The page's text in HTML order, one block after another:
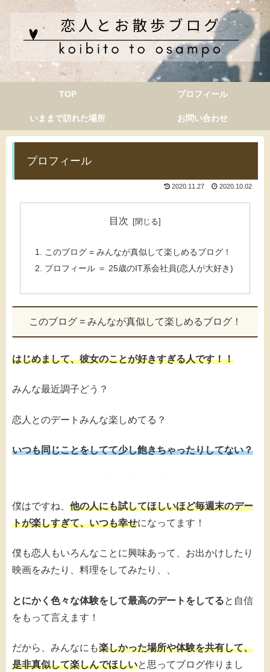
TOP プロフィール
いままで訪れた場所 お問い合わせ
プロフィール
2020.11.27 2020.10.02
目次
このブログ = みんなが真似して楽しめるブログ！
プロフィール ＝ 25歳のIT系会社員(恋人が大好き)
このブログ = みんなが真似して楽しめるブログ！
はじめまして、彼女のことが好きすぎる人です！！
みんな最近調子どう？
恋人とのデートみんな楽しめてる？
いつも同じことをしてて少し飽きちゃったりしてない？
僕はですね、 他の人にも試してほしいほど毎週末のデー
トが楽しすぎて、いつも幸せになってます！
僕も恋人もいろんなことに興味あって、お出かけしたり
映画をみたり、料理をしてみたり、、
とにかく色々な体験をして最高のデートをしてると自信
をもって言えます！
だから、みんなにも楽しかった場所や体験を共有して、
是非真似して楽しんでほしいと思ってブログ作りまし